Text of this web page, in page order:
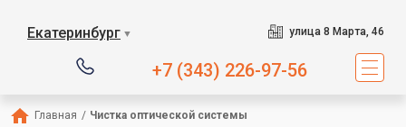
Екатеринбург ▼ улица 8 Марта, 46
+7 (343) 226-97-56
Главная / Чистка оптической системы